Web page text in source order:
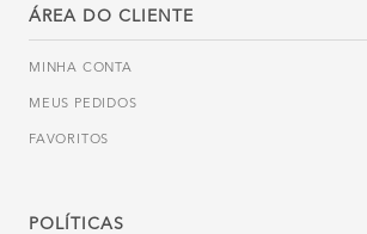
ÁREA DO CLIENTE
MINHA CONTA
MEUS PEDIDOS
FAVORITOS
POLÍTICAS